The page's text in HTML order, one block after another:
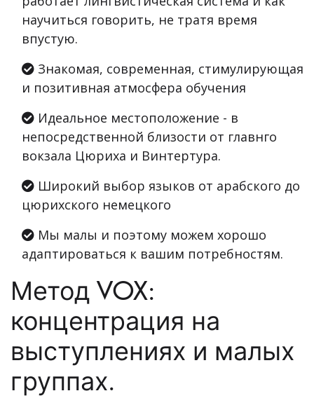
научиться говорить, не тратя время
впустую.
Знакомая, современная, стимулирующая
и позитивная атмосфера обучения
Идеальное местоположение - в
непосредственной близости от главнго
вокзала Цюриха и Винтертура.
Широкий выбор языков от арабского до
цюрихского немецкого
Мы малы и поэтому можем хорошо
адаптироваться к вашим потребностям.
Метод VOX:
концентрация на
выступлениях и малых
группах.